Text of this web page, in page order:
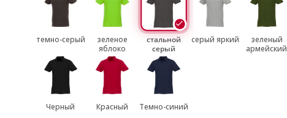
темно-серый
зеленое
яблоко
стальной
серый
серый яркий
зеленый
армейский
Черный Красный Темно-синий